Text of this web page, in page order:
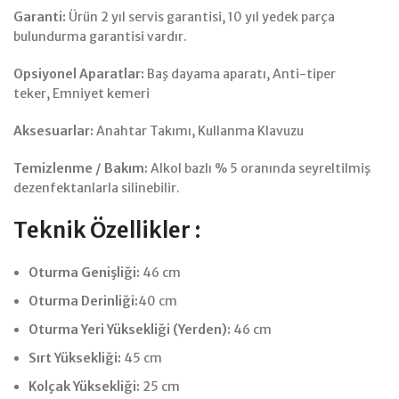
Garanti: Ürün 2 yıl servis garantisi, 10 yıl yedek parça
bulundurma garantisi vardır.
Opsiyonel Aparatlar: Baş dayama aparatı, Anti-tiper
teker, Emniyet kemeri
Aksesuarlar: Anahtar Takımı, Kullanma Klavuzu
Temizlenme / Bakım: Alkol bazlı % 5 oranında seyreltilmiş
dezenfektanlarla silinebilir.
Teknik Özellikler :
Oturma Genişliği: 46 cm
Oturma Derinliği:40 cm
Oturma Yeri Yüksekliği (Yerden): 46 cm
Sırt Yüksekliği: 45 cm
Kolçak Yüksekliği: 25 cm